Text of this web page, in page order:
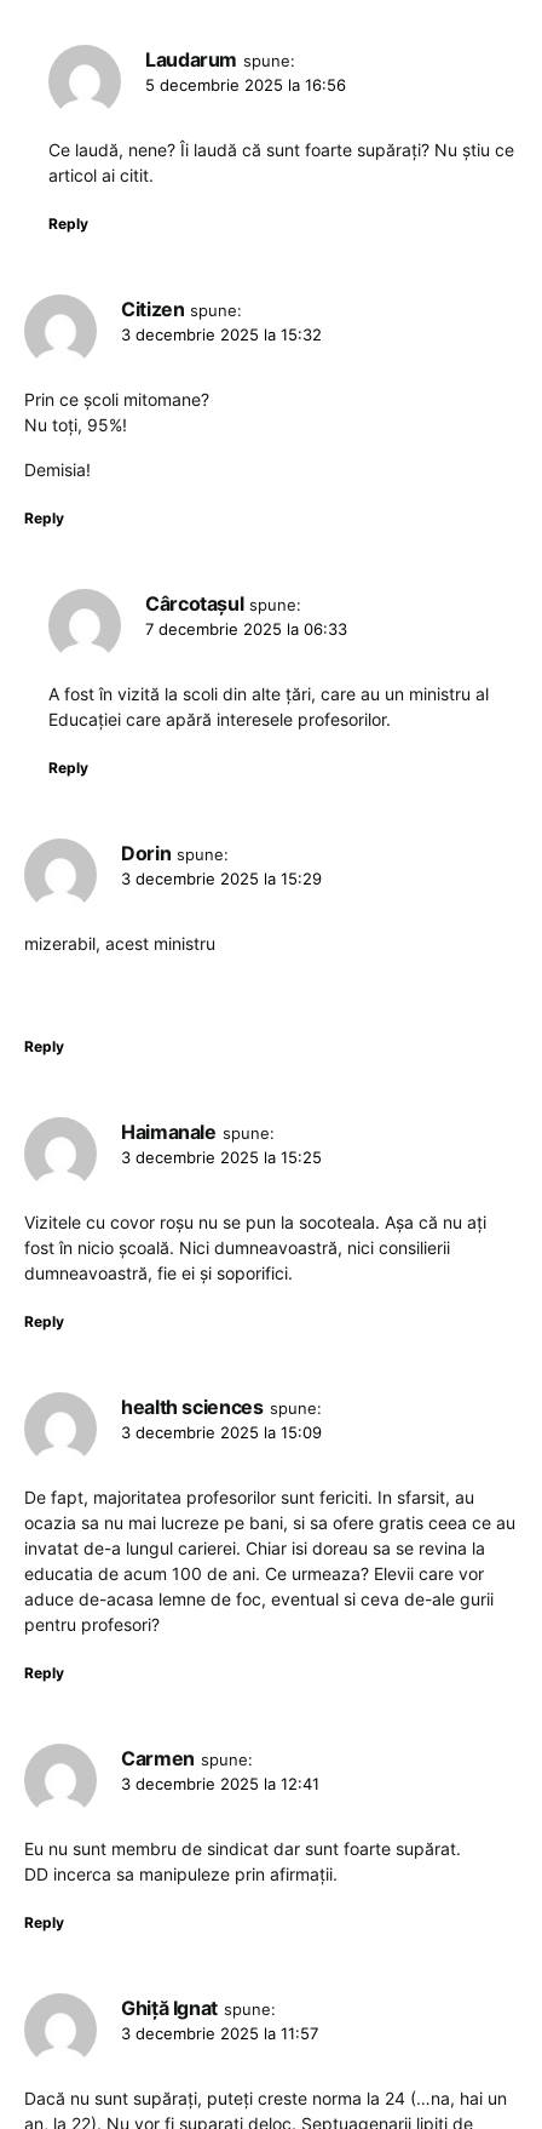
Laudarum spune:
5 decembrie 2025 la 16:56
Ce laudă, nene? Îi laudă că sunt foarte supărați? Nu știu ce
articol ai citit.
Reply
Citizen spune:
3 decembrie 2025 la 15:32
Prin ce școli mitomane?
Nu toți, 95%!
Demisia!
Reply
Cârcotașul spune:
7 decembrie 2025 la 06:33
A fost în vizită la scoli din alte țări, care au un ministru al
Educației care apără interesele profesorilor.
Reply
Dorin spune:
3 decembrie 2025 la 15:29
mizerabil, acest ministru
Reply
Haimanale spune:
3 decembrie 2025 la 15:25
Vizitele cu covor roșu nu se pun la socoteala. Așa că nu ați
fost în nicio școală. Nici dumneavoastră, nici consilierii
dumneavoastră, fie ei și soporifici.
Reply
health sciences spune:
3 decembrie 2025 la 15:09
De fapt, majoritatea profesorilor sunt fericiti. In sfarsit, au
ocazia sa nu mai lucreze pe bani, si sa ofere gratis ceea ce au
invatat de-a lungul carierei. Chiar isi doreau sa se revina la
educatia de acum 100 de ani. Ce urmeaza? Elevii care vor
aduce de-acasa lemne de foc, eventual si ceva de-ale gurii
pentru profesori?
Reply
Carmen spune:
3 decembrie 2025 la 12:41
Eu nu sunt membru de sindicat dar sunt foarte supărat.
DD incerca sa manipuleze prin afirmații.
Reply
Ghiță Ignat spune:
3 decembrie 2025 la 11:57
Dacă nu sunt supărați, puteți creste norma la 24 (…na, hai un
an, la 22). Nu vor fi suparați deloc. Septuagenarii lipiți de